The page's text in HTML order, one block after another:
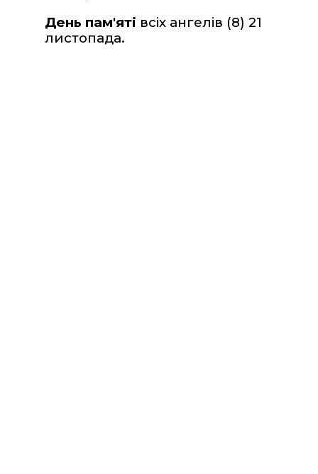
День пам'яті всіх ангелів (8) 21
листопада.